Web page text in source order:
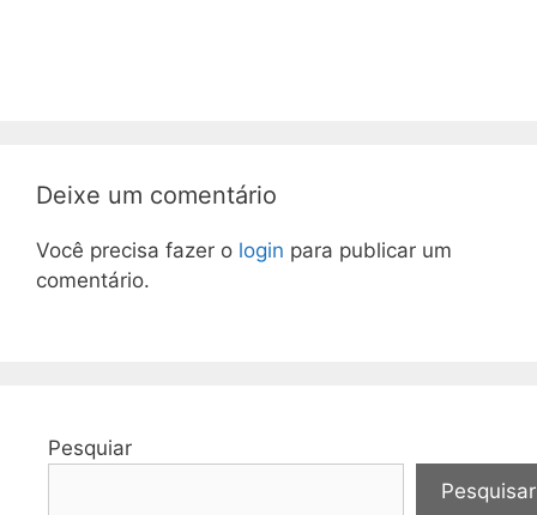
Deixe um comentário
Você precisa fazer o login para publicar um
comentário.
Pesquiar
Pesquisar